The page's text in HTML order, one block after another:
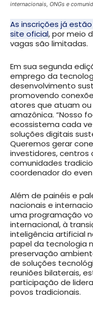
internacionais, ONGs e
As inscrições já
site oficial, por meio
vagas são limitadas.
Em sua segunda
emprego da
desenvolvimento
promovendo
atores que atuam
amazônica. “Nosso
ecossistema cada
soluções digitais
Queremos gerar
investidores, centros
comunidades
coordenador do
Além de painéis e
nacionais e
uma programação
internacional, à
inteligência artificial
papel da tecnologia
preservação
de soluções
reuniões bilaterais,
participação de
povos tradicionais.